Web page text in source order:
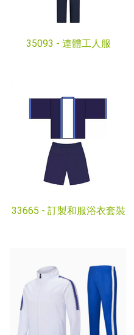
35093 - 連體工人服
33665 - 訂製和服浴衣套裝